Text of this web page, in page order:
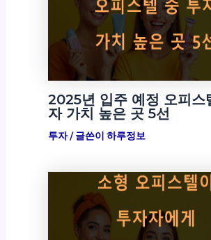
2025년 입주 예정 오피스
자 가치 높은 곳 5선
투자/ 글쓴이 하루정보